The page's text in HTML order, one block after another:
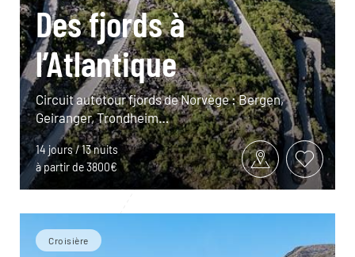
Des fjords à
l’Atlantique
Circuit autotour fjords de Norvège : Bergen,
Geiranger, Trondheim…
14 jours / 13 nuits
à partir de 3800€
Croisière